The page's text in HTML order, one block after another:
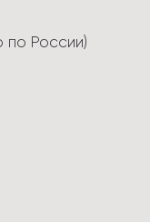
по России)